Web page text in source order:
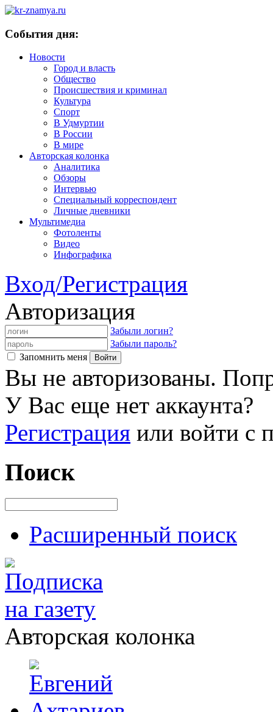
События дня:
Новости
Город и власть
Общество
Происшествия и криминал
Культура
Спорт
В Удмуртии
В России
В мире
Авторская колонка
Аналитика
Обзоры
Интервью
Специальный корреспондент
Личные дневники
Мультимедиа
Фотоленты
Видео
Инфографика
Вход/Регистрация
Авторизация
Забыли логин?
Забыли пароль?
Запомнить меня
Вы не авторизованы.
У Вас еще нет аккаунта?
Регистрация или войти с
Поиск
Расширенный поиск
Авторская колонка